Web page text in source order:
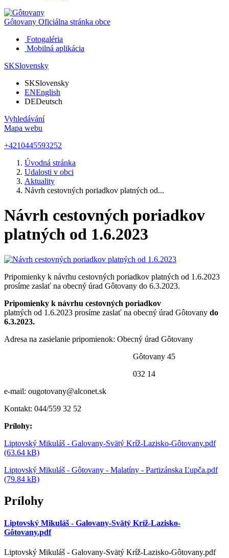
Gôtovany Oficiálna stránka obce
Fotogaléria
Mobilná aplikácia
SKSlovensky
SKSlovensky
ENEnglish
DEDeutsch
Vyhledávání
Mapa webu
+4210445593252
Úvodná stránka
Udalosti v obci
Aktuality
Návrh cestovných poriadkov platných od...
Návrh cestovných poriadkov
platných od 1.6.2023
Pripomienky k návrhu cestovných poriadkov platných od 1.6.2023
prosíme zaslať na obecný úrad Gôtovany do 6.3.2023.
Pripomienky k návrhu cestovných poriadkov
platných od 1.6.2023 prosíme zaslať na obecný úrad Gôtovany do
6.3.2023.
Adresa na zasielanie pripomienok: Obecný úrad Gôtovany
Gôtovany 45
032 14
e-mail: ougotovany@alconet.sk
Kontakt: 044/559 32 52
Prílohy:
Liptovský Mikuláš - Galovany-Svätý Kríž-Lazisko-Gôtovany.pdf
(63.64 kB)
Liptovský Mikuláš - Gôtovany - Malatíny - Partizánska Ľupča.pdf
(79.84 kB)
Prílohy
Liptovský Mikuláš - Galovany-Svätý Kríž-Lazisko-
Gôtovany.pdf
Liptovský Mikuláš - Galovany-Svätý Kríž-Lazisko-Gôtovany.pdf